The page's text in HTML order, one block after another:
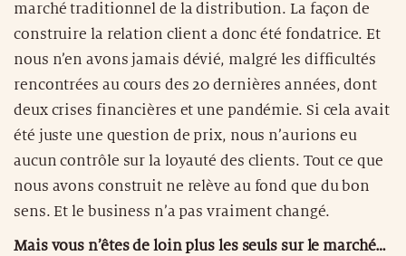
marché traditionnel de la distribution. La façon de
construire la relation client a donc été fondatrice. Et
nous n’en avons jamais dévié, malgré les difficultés
rencontrées au cours des 20 dernières années, dont
deux crises financières et une pandémie. Si cela avait
été juste une question de prix, nous n’aurions eu
aucun contrôle sur la loyauté des clients. Tout ce que
nous avons construit ne relève au fond que du bon
sens. Et le business n’a pas vraiment changé.
Mais vous n’êtes de loin plus les seuls sur le marché…